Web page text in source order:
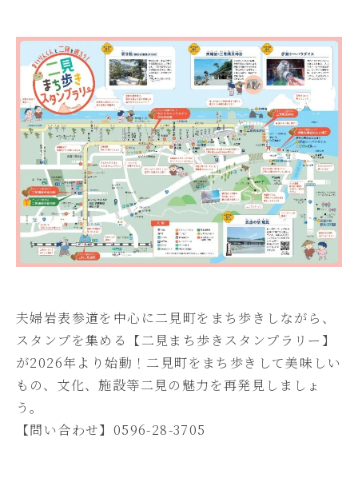
夫婦岩表参道を中心に二見町をまち歩きしながら、
スタンプを集める【二見まち歩きスタンプラリー】
が2026年より始動！二見町をまち歩きして美味しい
もの、文化、施設等二見の魅力を再発見しましょ
う。
【問い合わせ】0596-28-3705